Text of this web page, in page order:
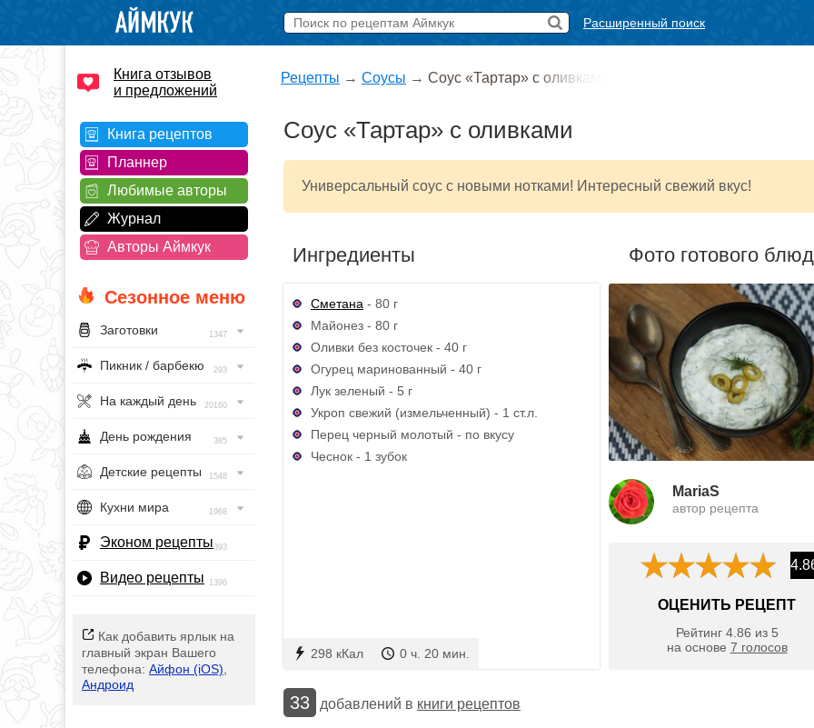
Расширенный поиск
Книга отзывов
и предложений
Книга рецептов
Планнер
Любимые авторы
Журнал
Авторы Аймкук
Сезонное меню
Заготовки 1347
Пикник / барбекю 293
На каждый день 20160
День рождения 385
Детские рецепты 1548
Кухни мира 1968
Эконом рецепты393
Видео рецепты 1396
Как добавить ярлык на
главный экран Вашего
телефона: Айфон (iOS)
Андроид
Рецепты → Соусы → Соус «Тартар» с оливками
Соус «Тартар» с оливками
Универсальный соус с новыми нотками! Интересный свежий вкус!
Ингредиенты
Сметана - 80 г
Майонез - 80 г
Оливки без косточек - 40 г
Огурец маринованный - 40 г
Лук зеленый - 5 г
Укроп свежий (измельченный) - 1 ст.л.
Перец черный молотый - по вкусу
Чеснок - 1 зубок
298 кКал 0 ч. 20 мин.
Фото готового
MariaS
автор рецепта
ОЦЕНИТЬ РЕЦЕПТ
Рейтинг 4.86 из 5
на основе 7 голосов
33 добавлений в книги рецептов